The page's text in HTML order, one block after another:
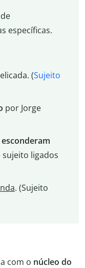
específicas.
(Sujeito
por Jorge
esconderam
ligados
. (Sujeito
com o núcleo do